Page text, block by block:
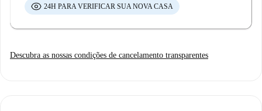
24H PARA VERIFICAR SUA NOVA CASA
Descubra as nossas condições de cancelamento transparentes